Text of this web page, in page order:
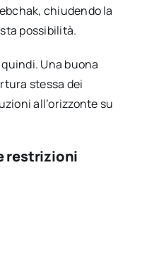
chiudendo la
possibilità.
Una buona
stessa dei
all’orizzonte su
restrizioni